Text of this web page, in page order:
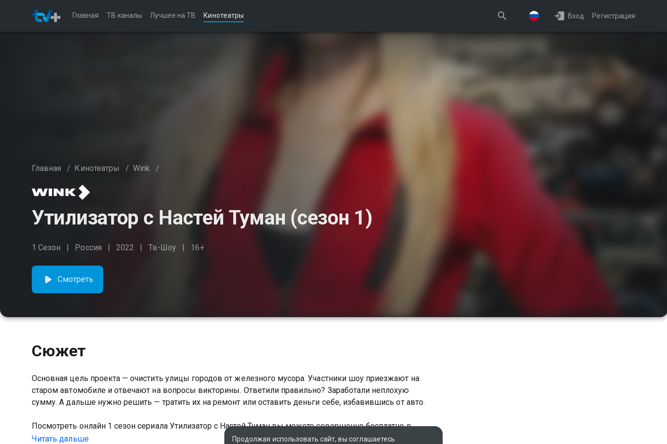
Главная ТВ каналы Лучшее на ТВ Кинотеатры Вход Регистрация
Главная / Кинотеатры / Wink /
Утилизатор с Настей Туман (сезон 1)
1 Сезон Россия 2022 Тв-Шоу 16+
Смотреть
Сюжет
Основная цель проекта — очистить улицы городов от железного мусора. Участники шоу приезжают на
старом автомобиле и отвечают на вопросы викторины. Ответили правильно? Заработали неплохую
сумму. А дальше нужно решить — тратить их на ремонт или оставить деньги себе, избавившись от авто.
Посмотреть онлайн 1 сезон сериала Утилизатор с Настей Туман вы можете совершенно бесплатно в
хорошем HD качестве на Казахтелеком
Читать дальше Продолжая использовать сайт, вы соглашаетесь